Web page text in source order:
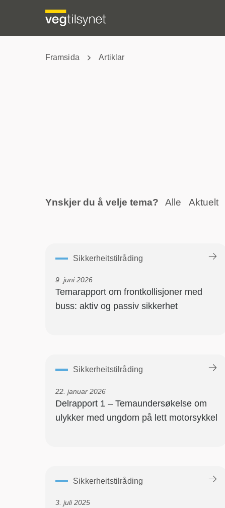
Framsida Artiklar
Ynskjer du å velje tema? Alle Aktuelt
Sikkerheitstilråding
9. juni 2026
Temarapport om frontkollisjoner med
buss: aktiv og passiv sikkerhet
Sikkerheitstilråding
22. januar 2026
Delrapport 1 – Temaundersøkelse om
ulykker med ungdom på lett motorsykkel
Sikkerheitstilråding
3. juli 2025